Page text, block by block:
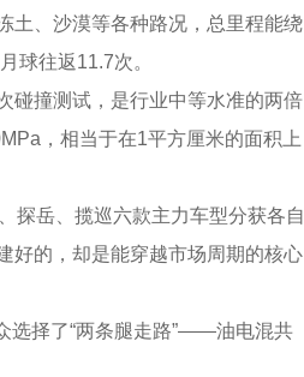
、沙漠等各种路况，总里程能绕
球往返11.7次。
撞测试，是行业中等水准的两倍
，相当于在1平方厘米的面积上
岳、揽巡六款主力车型分获各自
好的，却是能穿越市场周期的核心
选择了“两条腿走路”——油电混共